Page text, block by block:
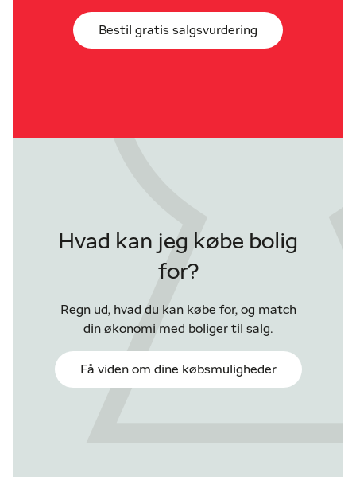
Bestil gratis salgsvurdering
Hvad kan jeg købe bolig
for?
Regn ud, hvad du kan købe for, og match
din økonomi med boliger til salg.
Få viden om dine købsmuligheder